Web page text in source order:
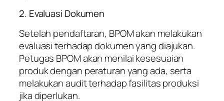
2. Evaluasi Dokumen
Setelah pendaftaran, BPOM akan melakukan
evaluasi terhadap dokumen yang diajukan.
Petugas BPOM akan menilai kesesuaian
produk dengan peraturan yang ada, serta
melakukan audit terhadap fasilitas produksi
jika diperlukan.